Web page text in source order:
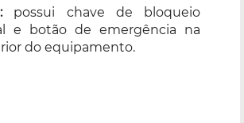
possui chave de bloqueio
e botão de emergência na
do equipamento.